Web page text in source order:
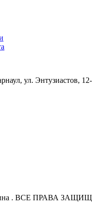
ул. Энтузиастов,
. ВСЕ ПРАВА